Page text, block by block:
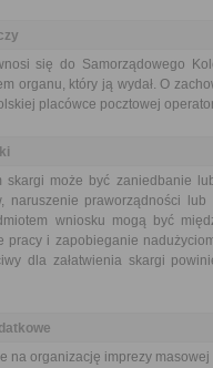
się do Samorządowego
organu, który ją wydał. O
placówce pocztowej
skargi może być zaniedbanie
naruszenie praworządności
wniosku mogą być
pracy i zapobieganie
dla załatwienia skargi
na organizację imprezy